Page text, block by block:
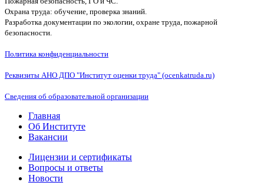
Охрана труда: обучение, проверка знаний.
Разработка документации по экологии, охране труда, пожарной
безопасности.
Политика конфиденциальности
Реквизиты АНО ДПО "Институт оценки труда" (ocenkatruda.ru)
Сведения об образовательной организации
Главная
Об Институте
Вакансии
Лицензии и сертификаты
Вопросы и ответы
Новости